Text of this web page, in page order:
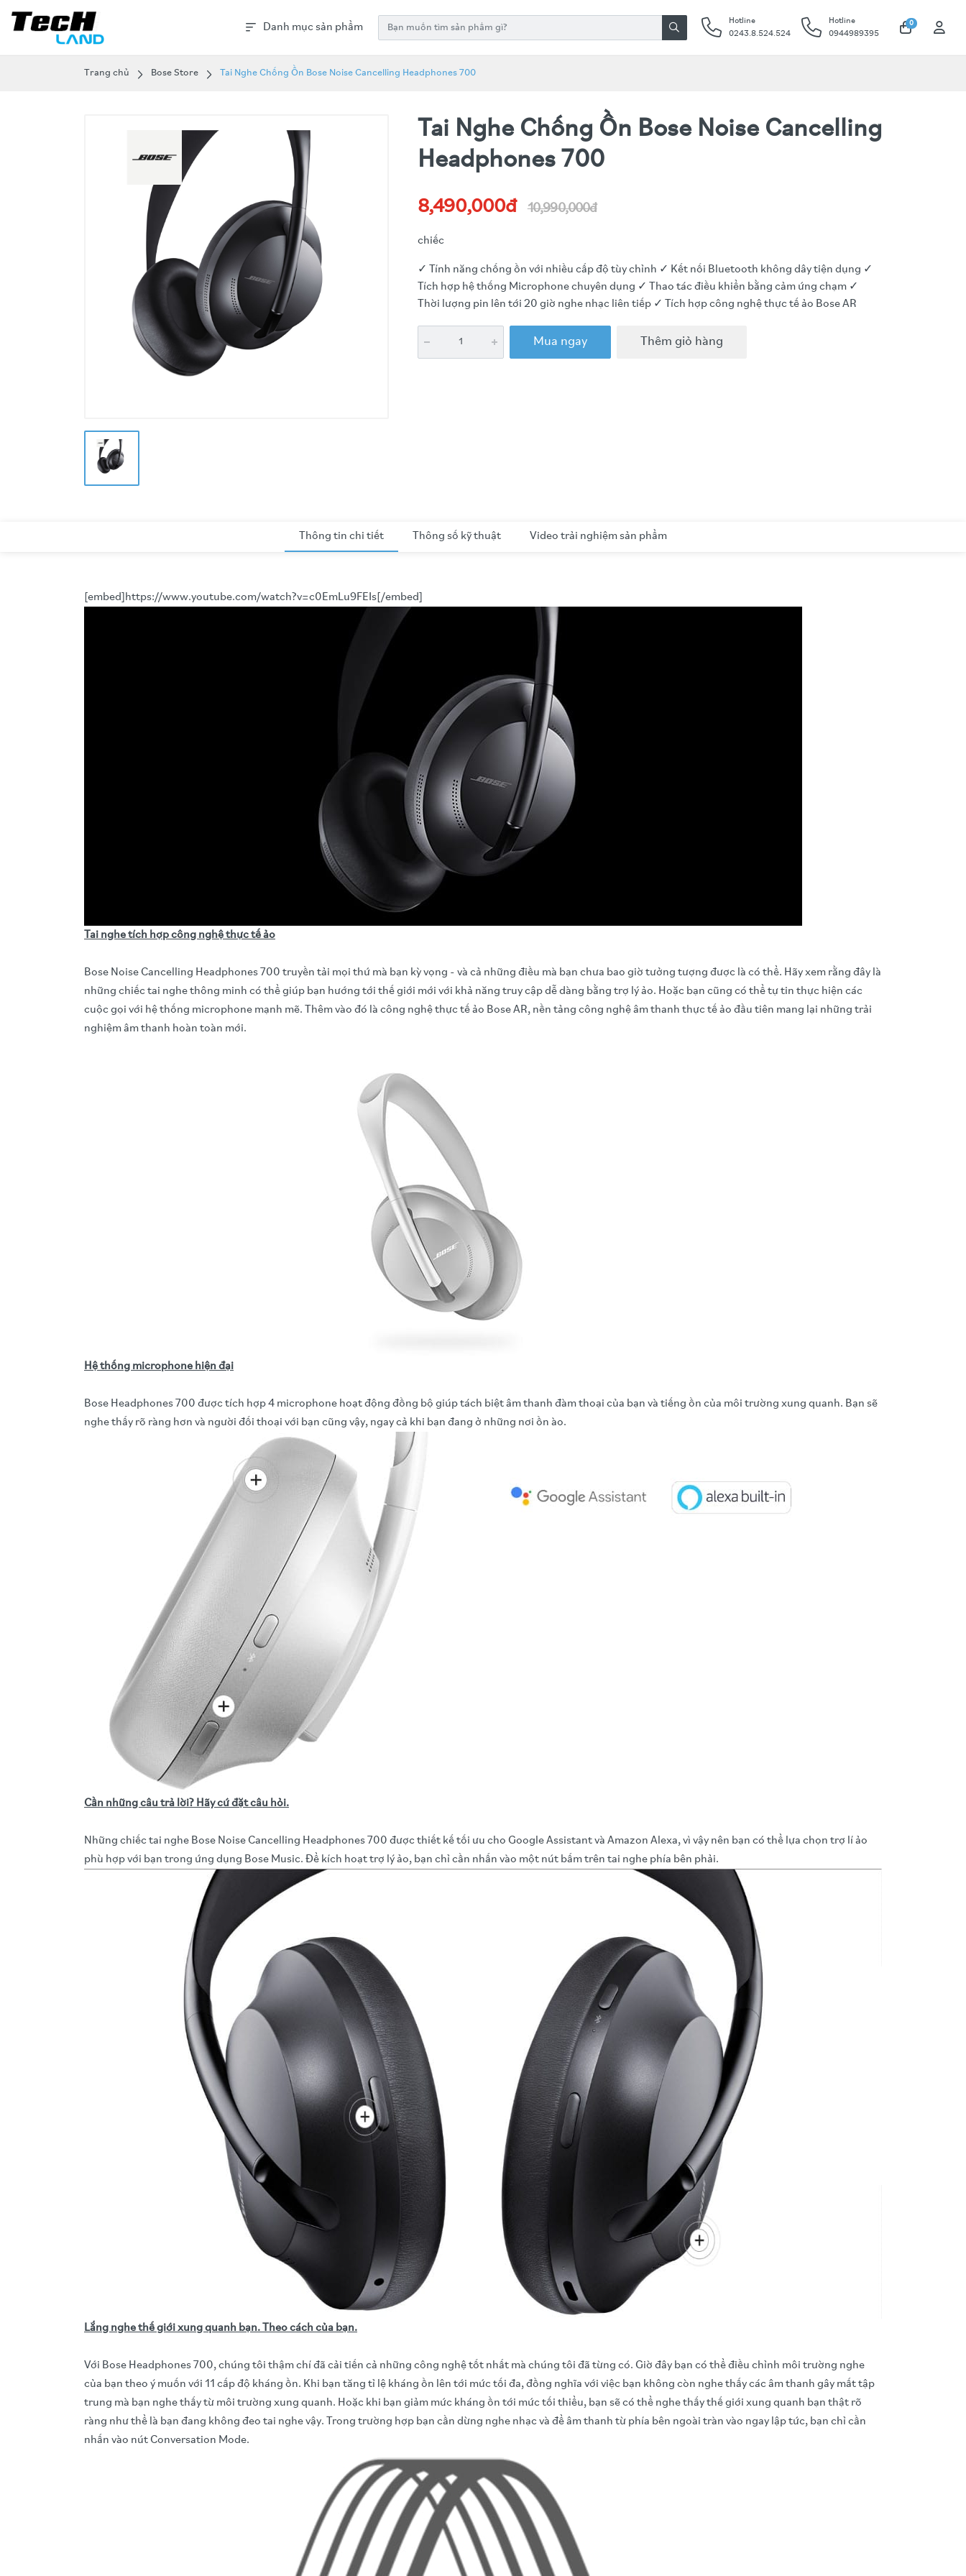
Danh mục sản phẩm
Hotline
0243.8.524.524
Hotline
0944989395
0
Trang chủ Bose Store Tai Nghe Chống Ồn Bose Noise Cancelling Headphones 700
Tai Nghe Chống Ồn Bose Noise Cancelling
Headphones 700
8,490,000đ 10,990,000đ
chiếc
✓ Tính năng chống ồn với nhiều cấp độ tùy chỉnh ✓ Kết nối Bluetooth không dây tiện dụng ✓
Tích hợp hệ thống Microphone chuyên dụng ✓ Thao tác điều khiển bằng cảm ứng chạm ✓
Thời lượng pin lên tới 20 giờ nghe nhạc liên tiếp ✓ Tích hợp công nghệ thực tế ảo Bose AR
Mua ngay Thêm giỏ hàng
Thông tin chi tiết Thông số kỹ thuật Video trải nghiệm sản phẩm
[embed]https://www.youtube.com/watch?v=c0EmLu9FEIs[/embed]
Tai nghe tích hợp công nghệ thực tế ảo
Bose Noise Cancelling Headphones 700 truyền tải mọi thứ mà bạn kỳ vọng - và cả những điều mà bạn chưa bao giờ tưởng tượng được là có thể. Hãy xem rằng đây là
những chiếc tai nghe thông minh có thể giúp bạn hướng tới thế giới mới với khả năng truy cập dễ dàng bằng trợ lý ảo. Hoặc bạn cũng có thể tự tin thực hiện các
cuộc gọi với hệ thống microphone mạnh mẽ. Thêm vào đó là công nghệ thực tế ảo Bose AR, nền tảng công nghệ âm thanh thực tế ảo đầu tiên mang lại những trải
nghiệm âm thanh hoàn toàn mới.
Hệ thống microphone hiện đại
Bose Headphones 700 được tích hợp 4 microphone hoạt động đồng bộ giúp tách biệt âm thanh đàm thoại của bạn và tiếng ồn của môi trường xung quanh. Bạn sẽ
nghe thấy rõ ràng hơn và người đối thoại với bạn cũng vậy, ngay cả khi bạn đang ở những nơi ồn ào.
Cần những câu trả lời? Hãy cứ đặt câu hỏi.
Những chiếc tai nghe Bose Noise Cancelling Headphones 700 được thiết kế tối ưu cho Google Assistant và Amazon Alexa, vì vậy nên bạn có thể lựa chọn trợ lí ảo
phù hợp với bạn trong ứng dụng Bose Music. Để kích hoạt trợ lý ảo, bạn chỉ cần nhấn vào một nút bấm trên tai nghe phía bên phải.
Lắng nghe thế giới xung quanh bạn. Theo cách của bạn.
Với Bose Headphones 700, chúng tôi thậm chí đã cải tiến cả những công nghệ tốt nhất mà chúng tôi đã từng có. Giờ đây bạn có thể điều chỉnh môi trường nghe
của bạn theo ý muốn với 11 cấp độ kháng ồn. Khi bạn tăng tỉ lệ kháng ồn lên tới mức tối đa, đồng nghĩa với việc bạn không còn nghe thấy các âm thanh gây mất tập
trung mà bạn nghe thấy từ môi trường xung quanh. Hoặc khi bạn giảm mức kháng ồn tới mức tối thiểu, bạn sẽ có thể nghe thấy thế giới xung quanh bạn thật rõ
ràng như thể là bạn đang không đeo tai nghe vậy. Trong trường hợp bạn cần dừng nghe nhạc và để âm thanh từ phía bên ngoài tràn vào ngay lập tức, bạn chỉ cần
nhấn vào nút Conversation Mode.